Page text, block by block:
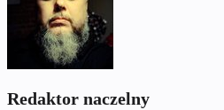
Redaktor naczelny